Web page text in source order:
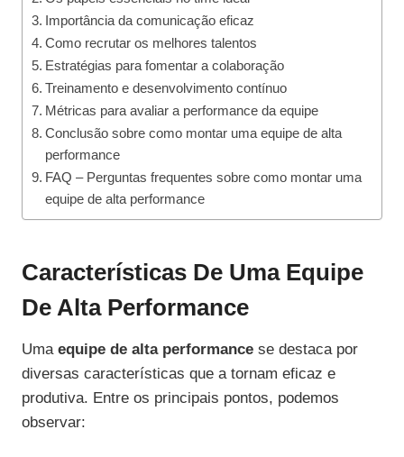
Importância da comunicação eficaz
Como recrutar os melhores talentos
Estratégias para fomentar a colaboração
Treinamento e desenvolvimento contínuo
Métricas para avaliar a performance da equipe
Conclusão sobre como montar uma equipe de alta
performance
FAQ – Perguntas frequentes sobre como montar uma
equipe de alta performance
Características De Uma Equipe
De Alta Performance
Uma equipe de alta performance se destaca por
diversas características que a tornam eficaz e
produtiva. Entre os principais pontos, podemos
observar: